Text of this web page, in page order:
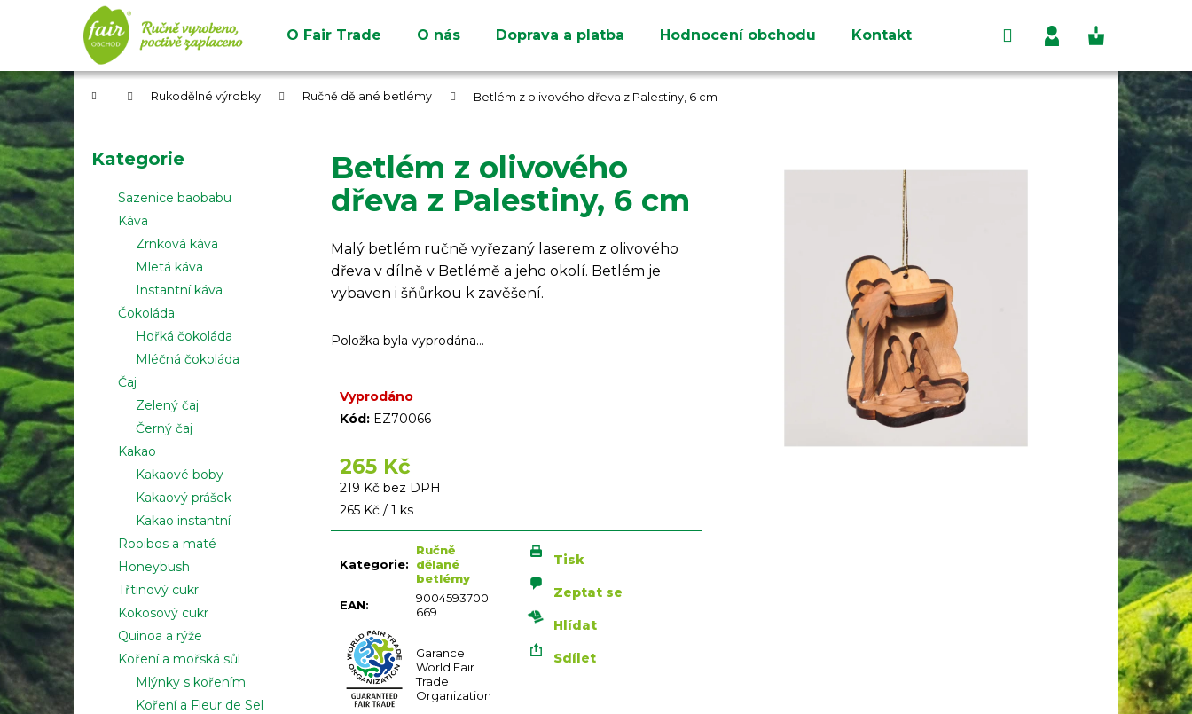
O Fair Trade O nás Doprava a platba Hodnocení obchodu Kontakt
Hledat
Přihlášení
Nákupní
košík
Domů Rukodělné výrobky Ručně dělané betlémy Betlém z olivového dřeva z Palestiny, 6 cm
P
o
s
r
a
n
n
í
p
a
n
e
l
Přeskočit
kategorie
Kategorie
Sazenice baobabu
Káva
Zrnková káva
Mletá káva
Instantní káva
Čokoláda
Hořká čokoláda
Mléčná čokoláda
Čaj
Zelený čaj
Černý čaj
Kakao
Kakaové boby
Kakaový prášek
Kakao instantní
Rooibos a maté
Honeybush
Třtinový cukr
Kokosový cukr
Quinoa a rýže
Koření a mořská sůl
Mlýnky s kořením
Koření a Fleur de Sel
Betlém z olivového
dřeva z Palestiny, 6 cm
Malý betlém ručně vyřezaný laserem z olivového
dřeva v dílně v Betlémě a jeho okolí. Betlém je
vybaven i šňůrkou k zavěšení.
Položka byla vyprodána…
Vyprodáno
Kód: EZ70066
265 Kč
219 Kč bez DPH
Měrná
cena:
265 Kč / 1 ks
Kategorie:
Ručně
dělané
betlémy
EAN:
9004593700
669
Garance
World Fair
Trade
Organization
Tisk
Zeptat se
Hlídat
Sdílet
í
k
Zpět
do
obchodu
Zpět
do
obchodu
Co potřebujete najít?
HLEDAT